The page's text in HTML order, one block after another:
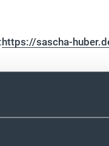
https://sascha-